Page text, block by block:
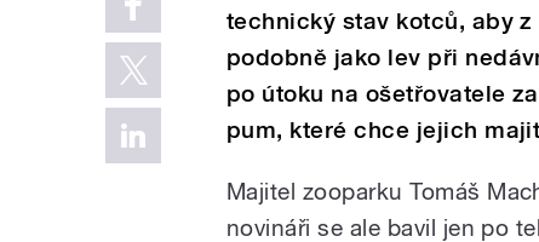
technický stav kotců, aby
podobně jako lev při
po útoku na ošetřovatele
pum, které chce jejich
Majitel zooparku Tomáš
novináři se ale bavil jen po